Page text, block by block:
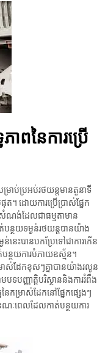
ាពនៃការប្រើ
រាប់ប្រអប់រថយន្តមានតួនាទី
ត។ ដោយការប្រើប្រាស់ផ្នែក
ណង់ដែលជាធម្មតាមាន
ន្ថយទម្ងន់រថយន្តបានយ៉ាង
នេះបានបកប្រែទៅជាការកើន
បន្ថយការបំភាយឧស្ម័ន។
ស់ដែកខុសៗគ្នាបានយ៉ាងរលូន
បទបញ្ញាត្តិបរិស្ថាននិងការរំពឹង
កម្រាស់ដែកនៅផ្នែកផ្សេងៗ
ខណៈពេលដែលកាត់បន្ថយការ